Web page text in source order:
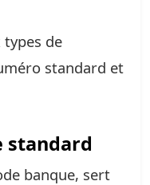
de
standard et
standard
banque, sert